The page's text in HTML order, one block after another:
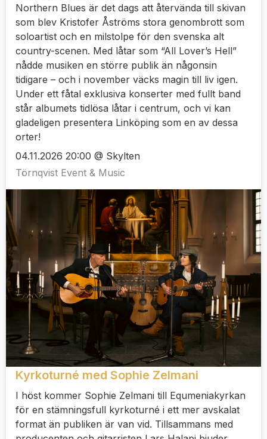
Northern Blues är det dags att återvända till skivan
som blev Kristofer Åströms stora genombrott som
soloartist och en milstolpe för den svenska alt
country-scenen. Med låtar som “All Lover’s Hell”
nådde musiken en större publik än någonsin
tidigare – och i november väcks magin till liv igen.
Under ett fåtal exklusiva konserter med fullt band
står albumets tidlösa låtar i centrum, och vi kan
gladeligen presentera Linköping som en av dessa
orter!
04.11.2026 20:00 @ Skylten
Törnqvist Event & Music
Kyrkoturné med Sophie Zelmani
I höst kommer Sophie Zelmani till Equmeniakyrkan
för en stämningsfull kyrkoturné i ett mer avskalat
format än publiken är van vid. Tillsammans med